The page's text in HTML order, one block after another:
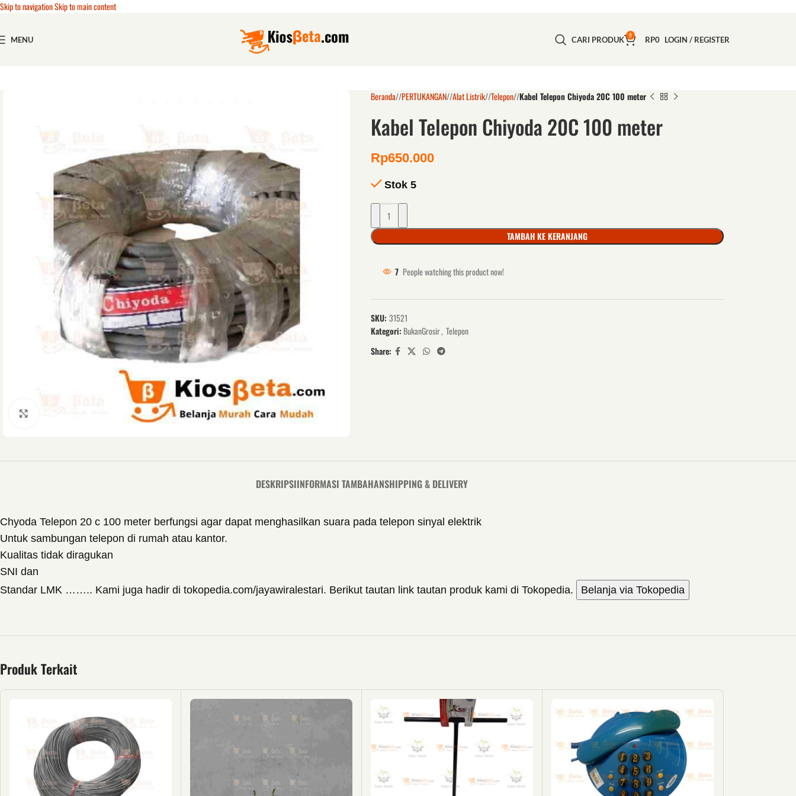
Skip to navigationSkip to main content
MENU CARI PRODUK 0 RP0 LOGIN / REGISTER
Beranda/ PERTUKANGAN/ Alat Listrik/ Telepon/ Kabel Telepon Chiyoda 20C 100 meter
Kabel Telepon Chiyoda 20C 100 meter
Rp650.000
Stok 5
TAMBAH KE KERANJANG
7 People watching this product now!
SKU: 31521
Kategori: BukanGrosir, Telepon
Share:
DESKRIPSIINFORMASI TAMBAHANSHIPPING & DELIVERY
Chyoda Telepon 20 c 100 meter berfungsi agar dapat menghasilkan suara pada telepon sinyal elektrik
Untuk sambungan telepon di rumah atau kantor.
Kualitas tidak diragukan
SNI dan
Standar LMK …….. Kami juga hadir di tokopedia.com/jayawiralestari. Berikut tautan link tautan produk kami di Tokopedia.
Belanja via Tokopedia
Produk Terkait